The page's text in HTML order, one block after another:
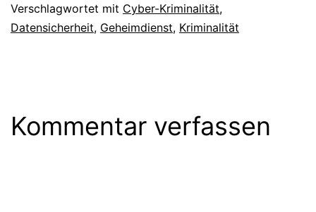
Verschlagwortet mit Cyber-Kriminalität,
Datensicherheit, Geheimdienst, Kriminalität
Kommentar verfassen